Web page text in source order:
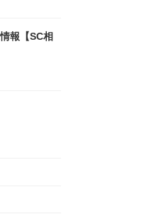
報【SC相